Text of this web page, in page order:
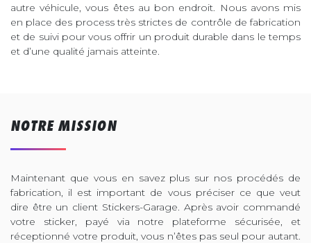
autre véhicule, vous êtes au bon endroit. Nous avons mis
en place des process très strictes de contrôle de fabrication
et de suivi pour vous offrir un produit durable dans le temps
et d’une qualité jamais atteinte.
NOTRE MISSION
Maintenant que vous en savez plus sur nos procédés de
fabrication, il est important de vous préciser ce que veut
dire être un client Stickers-Garage. Après avoir commandé
votre sticker, payé via notre plateforme sécurisée, et
réceptionné votre produit, vous n’êtes pas seul pour autant.